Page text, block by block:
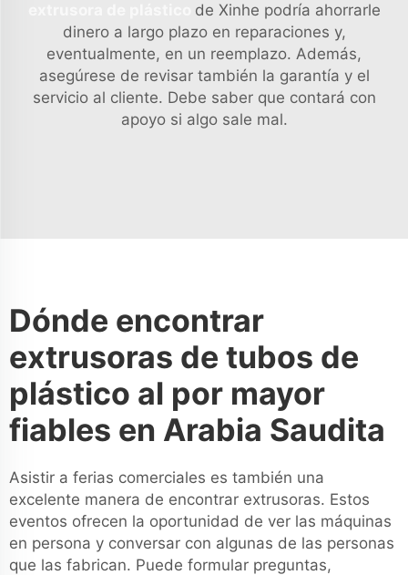
de Xinhe podría ahorrarle
dinero a largo plazo en reparaciones y,
eventualmente, en un reemplazo. Además,
asegúrese de revisar también la garantía y el
servicio al cliente. Debe saber que contará con
apoyo si algo sale mal.
Dónde encontrar
extrusoras de tubos de
plástico al por mayor
fiables en Arabia Saudita
Asistir a ferias comerciales es también una
excelente manera de encontrar extrusoras. Estos
eventos ofrecen la oportunidad de ver las máquinas
en persona y conversar con algunas de las personas
que las fabrican. Puede formular preguntas,